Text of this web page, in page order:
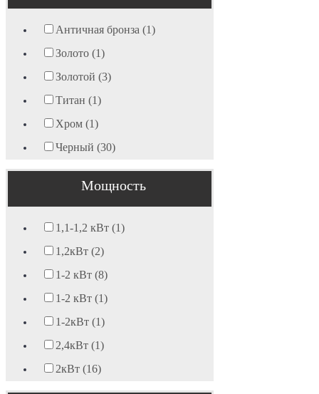
Античная бронза (1)
Золото (1)
Золотой (3)
Титан (1)
Хром (1)
Черный (30)
Мощность
1,1-1,2 кВт (1)
1,2кВт (2)
1-2 кВт (8)
1-2 кВт (1)
1-2кВт (1)
2,4кВт (1)
2кВт (16)